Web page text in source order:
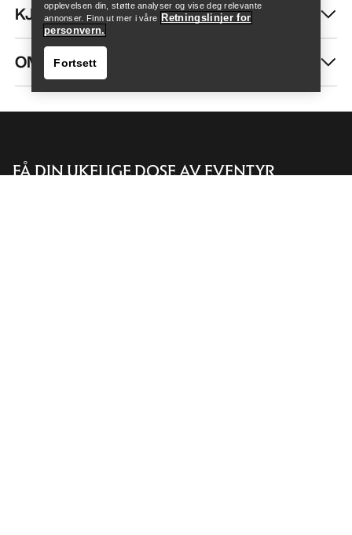
Finn butikk Help
KJØP MER
OM OSS
FÅ DIN UKELIGE DOSE AV EVENTYR
opplevelsen din, støtte analyser og vise deg relevante
annonser. Finn ut mer i våre Retningslinjer for
personvern.
Fortsett